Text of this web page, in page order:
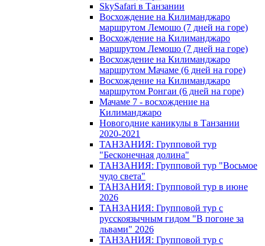
SkySafari в Танзании
Восхождение на Килиманджаро
маршрутом Лемошо (7 дней на горе)
Восхождение на Килиманджаро
маршрутом Лемошо (7 дней на горе)
Восхождение на Килиманджаро
маршрутом Мачаме (6 дней на горе)
Восхождение на Килиманджаро
маршрутом Ронгаи (6 дней на горе)
Мачаме 7 - восхождение на
Килиманджаро
Новогодние каникулы в Танзании
2020-2021
ТАНЗАНИЯ: Групповой тур
"Бесконечная долина"
ТАНЗАНИЯ: Групповой тур "Восьмое
чудо света"
ТАНЗАНИЯ: Групповой тур в июне
2026
ТАНЗАНИЯ: Групповой тур с
русскоязычным гидом "В погоне за
львами" 2026
ТАНЗАНИЯ: Групповой тур с